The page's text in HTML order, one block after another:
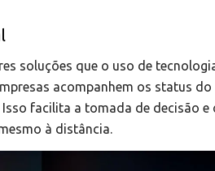
soluções que o uso de
acompanhem os status
facilita a tomada de decisão
à distância.